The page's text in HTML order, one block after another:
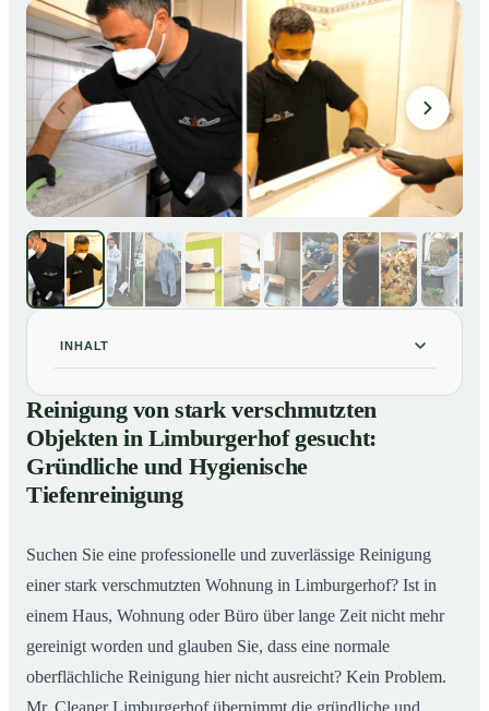
INHALT
01Reinigung von stark verschmutzten Objekten in
Limburgerhof gesucht: Gründliche und Hygienische
Tiefenreinigung
02So reinigen unsere Profis stark verschmutzte
Wohnungen in Limburgerhof
Reinigung von stark verschmutzten
Objekten in Limburgerhof gesucht:
Gründliche und Hygienische
Tiefenreinigung
Suchen Sie eine professionelle und zuverlässige Reinigung
einer stark verschmutzten Wohnung in Limburgerhof? Ist in
einem Haus, Wohnung oder Büro über lange Zeit nicht mehr
gereinigt worden und glauben Sie, dass eine normale
oberflächliche Reinigung hier nicht ausreicht? Kein Problem.